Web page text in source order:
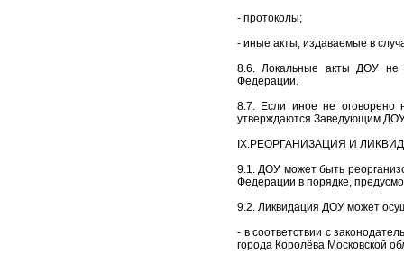
- протоколы;
- иные акты, издаваемые в
8.6. Локальные акты ДОУ не
Федерации.
8.7. Если иное не оговорено
утверждаются Заведующим
IX.РЕОРГАНИЗАЦИЯ И
9.1. ДОУ может быть
Федерации в порядке,
9.2. Ликвидация ДОУ может
- в соответствии с
города Королёва Московской